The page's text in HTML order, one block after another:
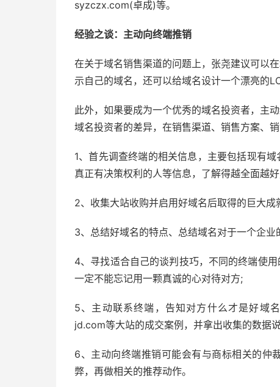
syzczx.com(卓成)等。
经验之谈：主动向终端推销
在关于域名销售渠道的问题上，张尧建议可以
示自己的域名，还可以给域名设计一个漂亮的
此外，如果要成为一个优秀的域名投资者，主
域名投资者的差异，在销售渠道、销售方案、
1、首先调查终端的相关信息，主要包括现有
真正有决策权利的人等信息，了解得越全面越
2、收集大站收购并启用好域名后取得的巨大成
3、总结好域名的特点、总结域名对于一个企
4、寻找适合自己的谈判技巧，不同的终端使
一定不能忘记用一颗真诚的心对待对方;
5、主动联系终端，告知对方什么才是好域
jd.com等大站的成交案例，并拿出收集的数据
6、主动向终端推销可能会有与商标相关的仲
弊，再做相关的推荐动作。